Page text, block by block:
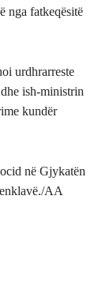
nga fatkeqësitë
​​urdhrarreste
ish-ministrin
kundër
në Gjykatën
AA